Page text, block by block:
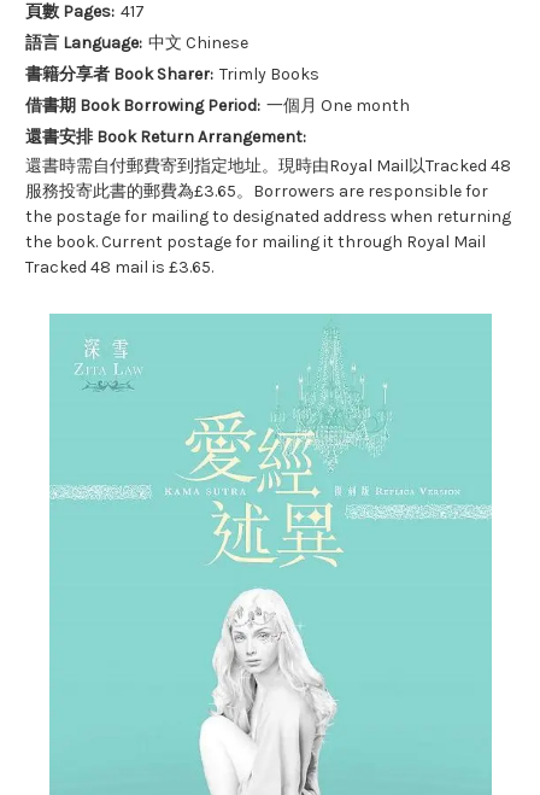
頁數 Pages: 417
語言 Language: 中文 Chinese
書籍分享者 Book Sharer: Trimly Books
借書期 Book Borrowing Period: 一個月 One month
還書安排 Book Return Arrangement:
還書時需自付郵費寄到指定地址。現時由Royal Mail以Tracked 48
服務投寄此書的郵費為£3.65。Borrowers are responsible for
the postage for mailing to designated address when returning
the book. Current postage for mailing it through Royal Mail
Tracked 48 mail is £3.65.